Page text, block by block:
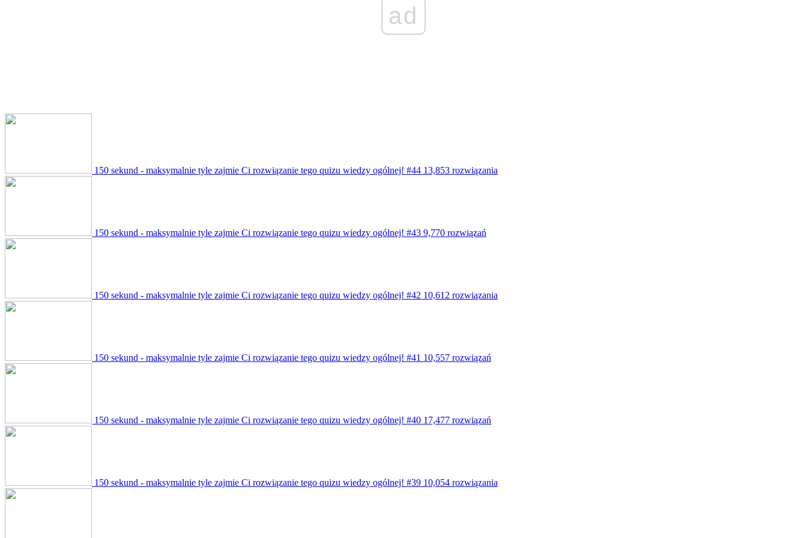
ad
150 sekund - maksymalnie tyle zajmie Ci rozwiązanie tego quizu wiedzy ogólnej! #44 13,853 rozwiązania
150 sekund - maksymalnie tyle zajmie Ci rozwiązanie tego quizu wiedzy ogólnej! #43 9,770 rozwiązań
150 sekund - maksymalnie tyle zajmie Ci rozwiązanie tego quizu wiedzy ogólnej! #42 10,612 rozwiązania
150 sekund - maksymalnie tyle zajmie Ci rozwiązanie tego quizu wiedzy ogólnej! #41 10,557 rozwiązań
150 sekund - maksymalnie tyle zajmie Ci rozwiązanie tego quizu wiedzy ogólnej! #40 17,477 rozwiązań
150 sekund - maksymalnie tyle zajmie Ci rozwiązanie tego quizu wiedzy ogólnej! #39 10,054 rozwiązania